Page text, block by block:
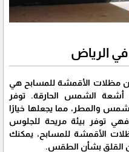
الرياض
مظلات الأقمشة للمسابح هي
أشعة الشمس الحارقة. توفر
والمطر، مما يجعلها خيارًا
فهي توفر بيئة مريحة للجلوس
الأقمشة للمسابح، يمكنك
القلق بشأن الطقس.